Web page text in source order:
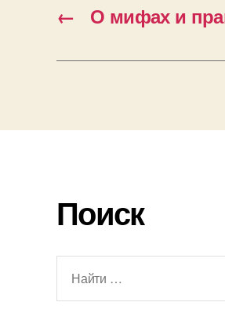
← О мифах и
Поиск